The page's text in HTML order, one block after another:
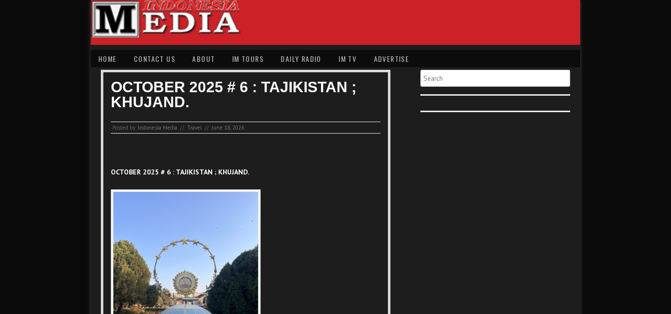
HOME CONTACT US ABOUT IM TOURS DAILY RADIO IM TV ADVERTISE
OCTOBER 2025 # 6 : TAJIKISTAN ;
KHUJAND.
Posted by: Indonesia Media // Travel // June 18, 2026
OCTOBER 2025 # 6 : TAJIKISTAN ; KHUJAND.
Search